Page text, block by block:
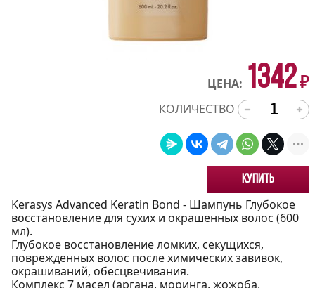
ЦЕНА: 1342₽
КОЛИЧЕСТВО
Купить
Kerasys Advanced Keratin Bond - Шампунь Глубокое
восстановление для сухих и окрашенных волос (600
мл).
Глубокое восстановление ломких, секущихся,
поврежденных волос после химических завивок,
окрашиваний, обесцвечивания.
Комплекс 7 масел (аргана, моринга, жожоба,